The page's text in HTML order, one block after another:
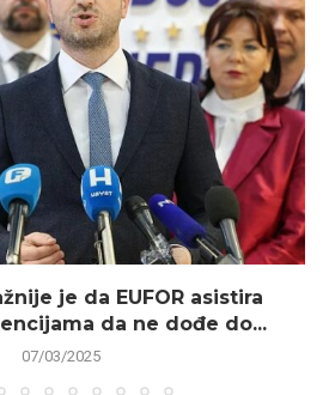
je da EUFOR asistira
da ne dođe do...
07/03/2025